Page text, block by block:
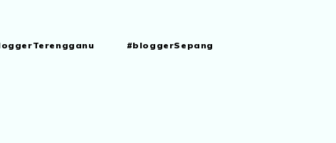
#bloggerSepang